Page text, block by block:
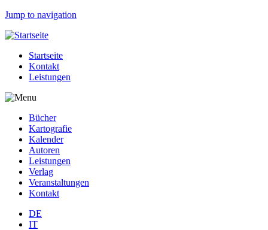
Jump to navigation
Startseite
Kontakt
Leistungen
Bücher
Kartografie
Kalender
Autoren
Leistungen
Verlag
Veranstaltungen
Kontakt
DE
IT